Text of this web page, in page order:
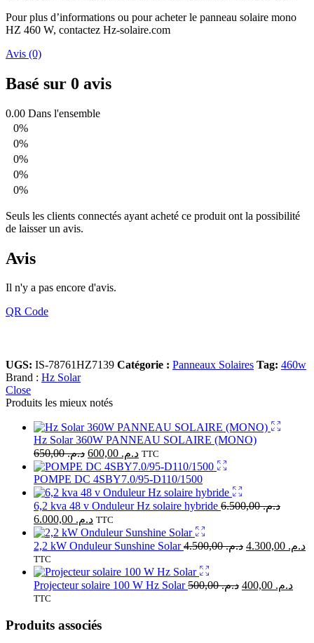
Pour plus d’informations ou pour acheter le panneau solaire mono
HZ 460 W, contactez Hz-solaire.com
Avis (0)
Basé sur 0 avis
0.00 Dans l'ensemble
0%
0%
0%
0%
0%
Seuls les clients connectés ayant acheté ce produit ont la possibilité
de laisser un avis.
Avis
Il n'y a pas encore d'avis.
QR Code
UGS: IS-78761HZ7139 Catégorie : Panneaux Solaires Tag: 460w
Brand : Hz Solar
Close
Produits les mieux notés
Hz Solar 360W PANNEAU SOLAIRE (MONO)
د.م.650,00 د.م. TTC
POMPE DC 4SBY7.0/95-D110/1500
6,2 kva 48 v Onduleur Hz solaire hybride د.م.6.500,00
د.م. TTC
2,2 kW Onduleur Sunshine Solar د.م.4.500,00 د.م.
TTC
Projecteur solaire 100 W Hz Solar د.م.500,00 د.م.
TTC
Produits associés